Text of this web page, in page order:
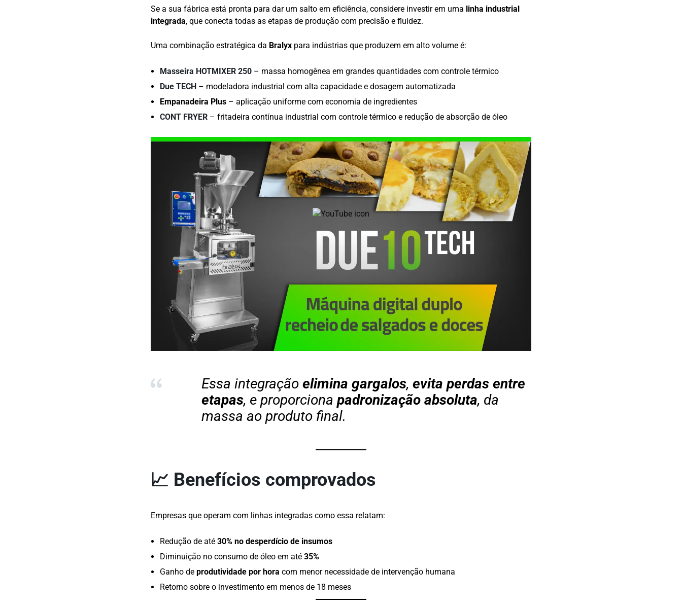
Se a sua fábrica está pronta para dar um salto em eficiência, considere investir em uma linha industrial
integrada, que conecta todas as etapas de produção com precisão e fluidez.
Uma combinação estratégica da Bralyx para indústrias que produzem em alto volume é:
Masseira HOTMIXER 250 – massa homogênea em grandes quantidades com controle térmico
Due TECH – modeladora industrial com alta capacidade e dosagem automatizada
Empanadeira Plus – aplicação uniforme com economia de ingredientes
CONT FRYER – fritadeira contínua industrial com controle térmico e redução de absorção de óleo
Essa integração elimina gargalos, evita perdas entre
etapas, e proporciona padronização absoluta, da
massa ao produto final.
📈 Benefícios comprovados
Empresas que operam com linhas integradas como essa relatam:
Redução de até 30% no desperdício de insumos
Diminuição no consumo de óleo em até 35%
Ganho de produtividade por hora com menor necessidade de intervenção humana
Retorno sobre o investimento em menos de 18 meses